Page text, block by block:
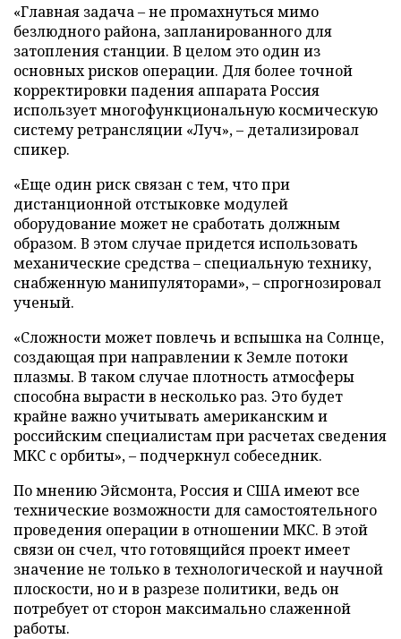
«Главная задача – не промахнуться мимо
безлюдного района, запланированного для
затопления станции. В целом это один из
основных рисков операции. Для более точной
корректировки падения аппарата Россия
использует многофункциональную космическую
систему ретрансляции «Луч», – детализировал
спикер.
«Еще один риск связан с тем, что при
дистанционной отстыковке модулей
оборудование может не сработать должным
образом. В этом случае придется использовать
механические средства – специальную технику,
снабженную манипуляторами», – спрогнозировал
ученый.
«Сложности может повлечь и вспышка на Солнце,
создающая при направлении к Земле потоки
плазмы. В таком случае плотность атмосферы
способна вырасти в несколько раз. Это будет
крайне важно учитывать американским и
российским специалистам при расчетах сведения
МКС с орбиты», – подчеркнул собеседник.
По мнению Эйсмонта, Россия и США имеют все
технические возможности для самостоятельного
проведения операции в отношении МКС. В этой
связи он счел, что готовящийся проект имеет
значение не только в технологической и научной
плоскости, но и в разрезе политики, ведь он
потребует от сторон максимально слаженной
работы.